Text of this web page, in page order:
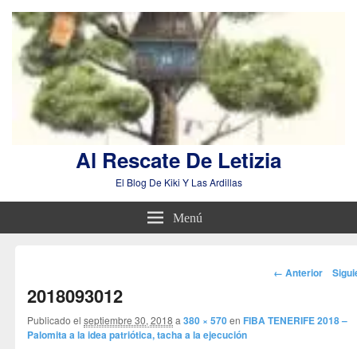
Al Rescate De Letizia
El Blog De Kiki Y Las Ardillas
Menú
Navegador
← Anterior
2018093012
Publicado el septiembre 30, 2018 a380 × 570en FIBA TENERIFE 2018 –
Palomita a la idea patriótica, tacha a la ejecución